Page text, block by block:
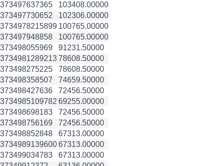
373497637365
103408.00000
373497730652
102306.00000
3734978215899 100765.00000
373497948858
100765.00000
373498055969
91231.50000
373498128921378608.50000
373498275225
78608.50000
373498358507
74659.50000
373498427636
72456.50000
3734985109782 69255.00000
373498698183
72456.50000
373498756169
72456.50000
373498852848
67313.00000
373498913960067313.00000
373499034783
67313.00000